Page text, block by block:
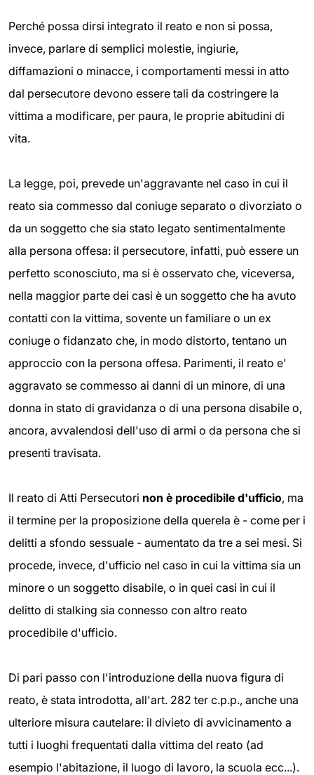
Perché possa dirsi integrato il reato e non si possa,
invece, parlare di semplici molestie, ingiurie,
diffamazioni o minacce, i comportamenti messi in atto
dal persecutore devono essere tali da costringere la
vittima a modificare, per paura, le proprie abitudini di
vita.
La legge, poi, prevede un'aggravante nel caso in cui il
reato sia commesso dal coniuge separato o divorziato o
da un soggetto che sia stato legato sentimentalmente
alla persona offesa: il persecutore, infatti, può essere un
perfetto sconosciuto, ma si è osservato che, viceversa,
nella maggior parte dei casi è un soggetto che ha avuto
contatti con la vittima, sovente un familiare o un ex
coniuge o fidanzato che, in modo distorto, tentano un
approccio con la persona offesa. Parimenti, il reato e'
aggravato se commesso ai danni di un minore, di una
donna in stato di gravidanza o di una persona disabile o,
ancora, avvalendosi dell'uso di armi o da persona che si
presenti travisata.
Il reato di Atti Persecutori non è procedibile d'ufficio, ma
il termine per la proposizione della querela è - come per i
delitti a sfondo sessuale - aumentato da tre a sei mesi. Si
procede, invece, d'ufficio nel caso in cui la vittima sia un
minore o un soggetto disabile, o in quei casi in cui il
delitto di stalking sia connesso con altro reato
procedibile d'ufficio.
Di pari passo con l'introduzione della nuova figura di
reato, è stata introdotta, all'art. 282 ter c.p.p., anche una
ulteriore misura cautelare: il divieto di avvicinamento a
tutti i luoghi frequentati dalla vittima del reato (ad
esempio l'abitazione, il luogo di lavoro, la scuola ecc...).